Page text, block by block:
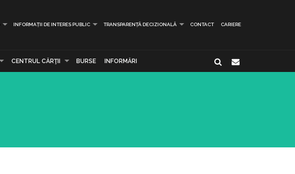
INFORMAȚII DE INTERES PUBLIC TRANSPARENȚĂ DECIZIONALĂ CONTACT CARIERE
CENTRUL CĂRŢII BURSE INFORMĂRI